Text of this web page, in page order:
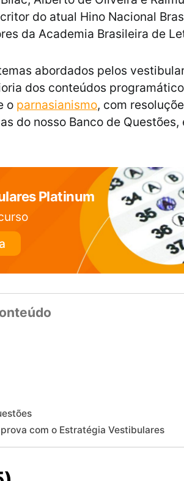
do atual Hino Nacional
da Academia Brasileira de
abordados pelos
dos conteúdos
o parnasianismo, com
do nosso Banco de Questões,
Platinum
com o Estratégia Vestibulares